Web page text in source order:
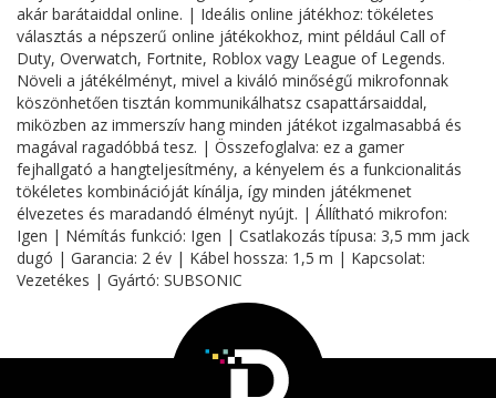
akár barátaiddal online. | Ideális online játékhoz: tökéletes
választás a népszerű online játékokhoz, mint például Call of
Duty, Overwatch, Fortnite, Roblox vagy League of Legends.
Növeli a játékélményt, mivel a kiváló minőségű mikrofonnak
köszönhetően tisztán kommunikálhatsz csapattársaiddal,
miközben az immerszív hang minden játékot izgalmasabbá és
magával ragadóbbá tesz. | Összefoglalva: ez a gamer
fejhallgató a hangteljesítmény, a kényelem és a funkcionalitás
tökéletes kombinációját kínálja, így minden játékmenet
élvezetes és maradandó élményt nyújt. | Állítható mikrofon:
Igen | Némítás funkció: Igen | Csatlakozás típusa: 3,5 mm jack
dugó | Garancia: 2 év | Kábel hossza: 1,5 m | Kapcsolat:
Vezetékes | Gyártó: SUBSONIC